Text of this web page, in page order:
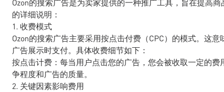
Ozon的搜索广告是为卖家提供的一种推广工具，旨在提高
的详细说明：
1. 收费模式
Ozon的搜索广告主要采用按点击付费（CPC）的模式。这
广告展示时支付。具体收费细节如下：
按点击计费：每当用户点击您的广告，您会被收取一定的
争程度和广告的质量。
2. 关键因素影响费用